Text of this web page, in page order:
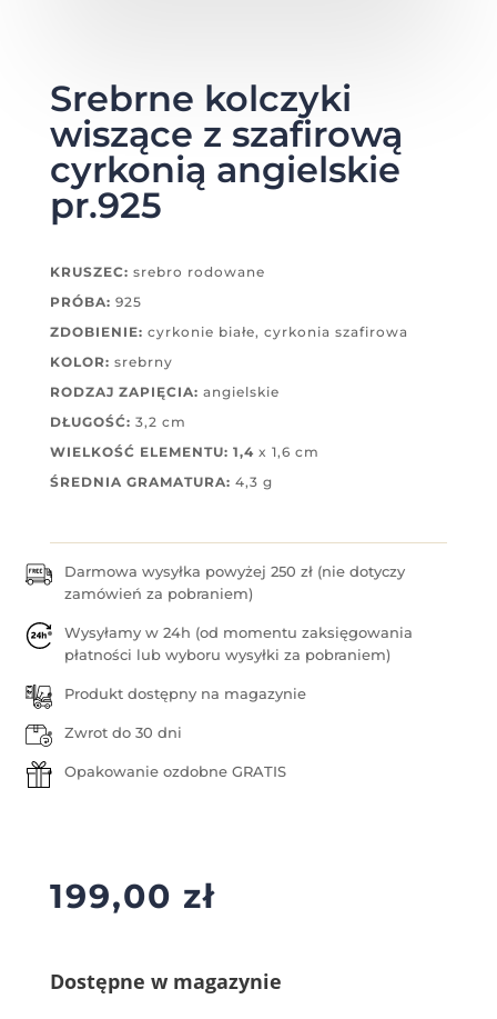
Srebrne kolczyki
wiszące z szafirową
cyrkonią angielskie
pr.925
KRUSZEC: srebro rodowane
PRÓBA: 925
ZDOBIENIE: cyrkonie białe, cyrkonia szafirowa
KOLOR: srebrny
RODZAJ ZAPIĘCIA: angielskie
DŁUGOŚĆ: 3,2 cm
WIELKOŚĆ ELEMENTU: 1,4x 1,6 cm
ŚREDNIA GRAMATURA: 4,3 g
Darmowa wysyłka powyżej 250 zł (nie dotyczy
zamówień za pobraniem)
Wysyłamy w 24h (od momentu zaksięgowania
płatności lub wyboru wysyłki za pobraniem)
Produkt dostępny na magazynie
Zwrot do 30 dni
Opakowanie ozdobne GRATIS
199,00 zł
Dostępne w magazynie